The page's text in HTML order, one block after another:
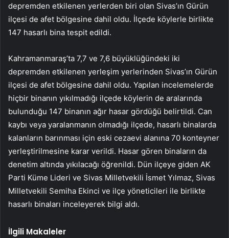
depremden etkilenen yerlerden biri olan Sivas’ın Gürün
ilçesi de afet bölgesine dahil oldu. İlçede köylerle birlikte
147 hasarlı bina tespit edildi.
Kahramanmaraş’ta 7,7 ve 7,6 büyüklüğündeki iki
depremden etkilenen yerleşim yerlerinden Sivas’ın Gürün
ilçesi de afet bölgesine dahil oldu. Yapılan incelemelerde
hiçbir binanın yıkılmadığı ilçede köylerin de aralarında
bulunduğu 147 binanın ağır hasar gördüğü belirtildi. Can
kaybı veya yaralanmanın olmadığı ilçede, hasarlı binalarda
kalanların barınması için eski cezaevi alanına 70 konteyner
yerleştirilmesine karar verildi. Hasar gören binaların da
denetim altında yıkılacağı öğrenildi. Dün ilçeye giden AK
Parti Küme Lideri ve Sivas Milletvekili İsmet Yılmaz, Sivas
Milletvekili Semiha Ekinci ve ilçe yöneticileri ile birlikte
hasarlı binaları inceleyerek bilgi aldı.
İlgili Makaleler